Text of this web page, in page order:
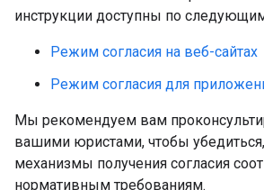
инструкции доступны по
Режим согласия на веб-сайтах
Режим согласия для
Мы рекомендуем вам
вашими юристами, чтобы
механизмы получения согласия
нормативным требованиям.